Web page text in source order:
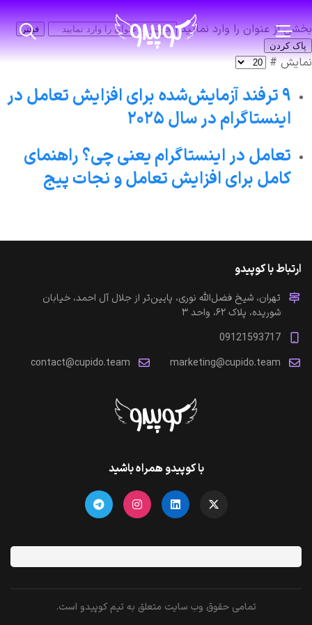
بخشی از عنوان را وارد نمایید
فیلتر
پاک کردن
نمایش #
۹ ترفند آزمایش‌شده برای افزایش تعامل در
اینستاگرام در سال ۲۰۲۵
تعامل در اینستاگرام یعنی چی؟ راهنمای
کامل برای افزایش تعامل و نجات پیج
ارتباط با کوپیدو
تهران، شیخ فضل‌الله نوری، پایین‌تر از جلال آل احمد، خیابان
شوریده، پلاک ۶۲، واحد ۳
09121593717
marketing@cupido.team
contact@cupido.team
با کوپیدو همراه باشید
تمامی حقوق وب سایت متعلق به تیم کوپیدو است.